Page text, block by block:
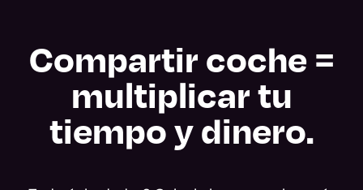
Compartir coche =
multiplicar tu
tiempo y dinero.